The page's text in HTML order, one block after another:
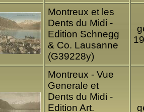
Montreux et les
Dents du Midi -
Edition Schnegg
& Co. Lausanne
(G39228y)
Montreux - Vue
Generale et
Dents du Midi -
Edition Art.